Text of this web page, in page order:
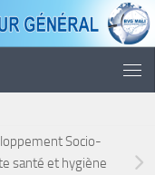
Socio-
santé et hygiène